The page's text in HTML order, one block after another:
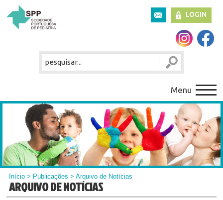
LOGIN
Menu
Início > Publicações > Arquivo de Notícias
ARQUIVO DE NOTÍCIAS